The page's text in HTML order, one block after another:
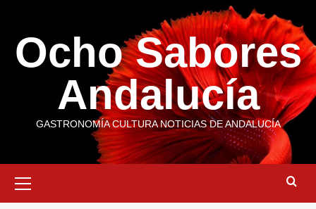
contenido
Ocho Sabores
Andalucía
GASTRONOMÍA CULTURA NOTICIAS DE ANDALUCÍA
primario